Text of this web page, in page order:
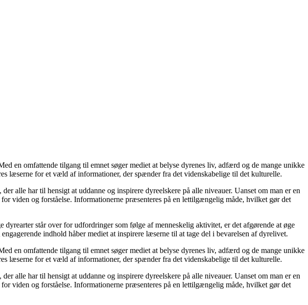
en omfattende tilgang til emnet søger mediet at belyse dyrenes liv, adfærd og de mange unikke
læserne for et væld af informationer, der spænder fra det videnskabelige til det kulturelle.
alle har til hensigt at uddanne og inspirere dyreelskere på alle niveauer. Uanset om man er en
viden og forståelse. Informationerne præsenteres på en lettilgængelig måde, hvilket gør det
står over for udfordringer som følge af menneskelig aktivitet, er det afgørende at øge
indhold håber mediet at inspirere læserne til at tage del i bevarelsen af dyrelivet.
en omfattende tilgang til emnet søger mediet at belyse dyrenes liv, adfærd og de mange unikke
læserne for et væld af informationer, der spænder fra det videnskabelige til det kulturelle.
alle har til hensigt at uddanne og inspirere dyreelskere på alle niveauer. Uanset om man er en
viden og forståelse. Informationerne præsenteres på en lettilgængelig måde, hvilket gør det